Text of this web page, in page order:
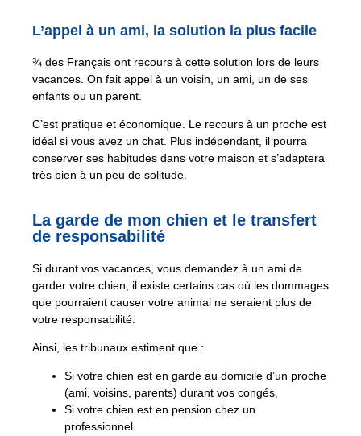
L’appel à un ami, la solution la plus facile
¾ des Français ont recours à cette solution lors de leurs
vacances. On fait appel à un voisin, un ami, un de ses
enfants ou un parent.
C’est pratique et économique. Le recours à un proche est
idéal si vous avez un chat. Plus indépendant, il pourra
conserver ses habitudes dans votre maison et s’adaptera
très bien à un peu de solitude.
La garde de mon chien et le transfert
de responsabilité
Si durant vos vacances, vous demandez à un ami de
garder votre chien, il existe certains cas où les dommages
que pourraient causer votre animal ne seraient plus de
votre responsabilité.
Ainsi, les tribunaux estiment que :
Si votre chien est en garde au domicile d’un proche
(ami, voisins, parents) durant vos congés,
Si votre chien est en pension chez un
professionnel.